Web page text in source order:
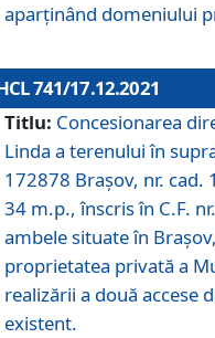
aparținând domeniului
741/17.12.2021
Titlu: Concesionarea
Linda a terenului în
172878 Brașov, nr.
34 m.p., înscris în C.F.
ambele situate în
proprietatea privată a
realizării a două accese
existent.